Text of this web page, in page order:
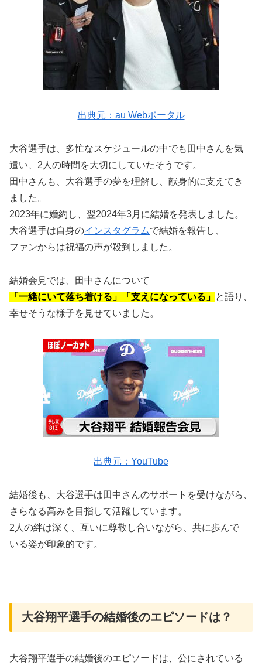
出典元：au Webポータル
大谷選手は、多忙なスケジュールの中でも田中さんを気
遣い、2人の時間を大切にしていたそうです。
田中さんも、大谷選手の夢を理解し、献身的に支えてき
ました。
2023年に婚約し、翌2024年3月に結婚を発表しました。
大谷選手は自身のインスタグラムで結婚を報告し、
ファンからは祝福の声が殺到しました。
結婚会見では、田中さんについて
「一緒にいて落ち着ける」「支えになっている」 と語り、
幸せそうな様子を見せていました。
出典元：YouTube
結婚後も、大谷選手は田中さんのサポートを受けながら、
さらなる高みを目指して活躍しています。
2人の絆は深く、互いに尊敬し合いながら、共に歩んで
いる姿が印象的です。
大谷翔平選手の結婚後のエピソードは？
大谷翔平選手の結婚後のエピソードは、公にされている